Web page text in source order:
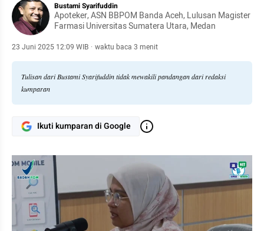
Bustami Syarifuddin
Apoteker, ASN BBPOM Banda Aceh, Lulusan Magister
Farmasi Universitas Sumatera Utara, Medan
23 Juni 2025 12:09 WIB · waktu baca 3 menit
Tulisan dari Bustami Syarifuddin tidak mewakili pandangan dari redaksi
kumparan
Ikuti kumparan di Google